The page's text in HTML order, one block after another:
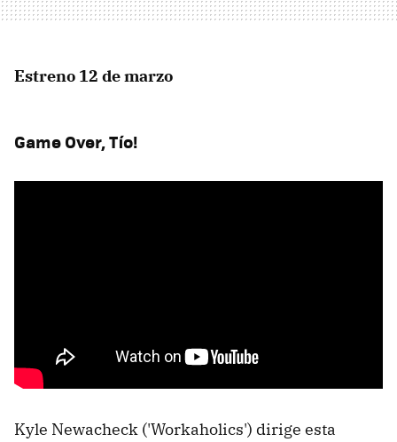
Estreno 12 de marzo
Game Over, Tío!
Kyle Newacheck ('Workaholics') dirige esta